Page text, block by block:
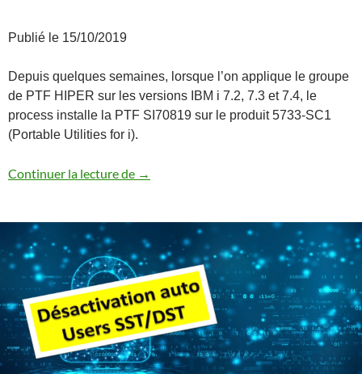
Publié le 15/10/2019
Depuis quelques semaines, lorsque l’on applique le groupe
de PTF HIPER sur les versions IBM i 7.2, 7.3 et 7.4, le
process installe la PTF SI70819 sur le produit 5733-SC1
(Portable Utilities for i).
Continuer la lecture de Autoriser le service SSH pour le profil
→